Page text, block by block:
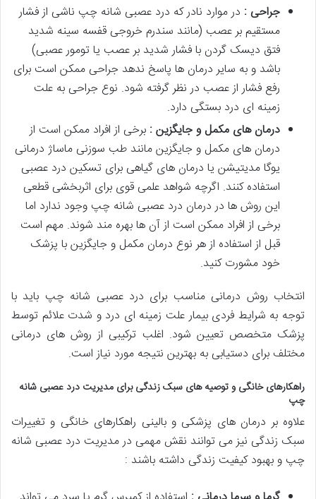
جراحی : در موارد نادر که درد عصبی شانه چپ ناشی از فشار
مستقیم بر عصب (مانند سندرم خروجی قفسه سینه شدید
فتق دیسک گردن با فشار شدید بر عصب یا تومور عصبی)
باشد و به سایر درمان ها پاسخ ندهد جراحی ممکن است برای
رفع فشار از عصب در نظر گرفته شود. نوع جراحی به علت
زمینه ای درد بستگی دارد.
درمان های مکمل و جایگزین : برخی از افراد ممکن است از
درمان های مکمل و جایگزین مانند طب سوزنی ماساژ درمانی
یوگا مدیتیشن یا درمان های گیاهی برای تسکین درد عصبی
استفاده کنند. اگرچه شواهد علمی قوی برای اثربخشی قطعی
این روش ها در درمان درد عصبی شانه چپ وجود ندارد اما
برخی از افراد ممکن است از آن ها بهره مند شوند. مهم است
قبل از استفاده از هر نوع درمان مکمل و جایگزین با پزشک
خود مشورت کنید.
انتخاب روش درمانی مناسب برای درد عصبی شانه چپ باید با
توجه به شرایط فردی بیمار علت زمینه ای درد و شدت علائم توسط
پزشک متخصص تعیین شود. اغلب ترکیبی از روش های درمانی
مختلف برای دستیابی به بهترین نتیجه مورد نیاز است.
راهکارهای خانگی و توصیه های سبک زندگی برای مدیریت درد عصبی شانه
چپ
علاوه بر درمان های پزشکی و بالینی راهکارهای خانگی و تغییرات
سبک زندگی نیز می توانند نقش مهمی در مدیریت درد عصبی شانه
چپ و بهبود کیفیت زندگی داشته باشند :